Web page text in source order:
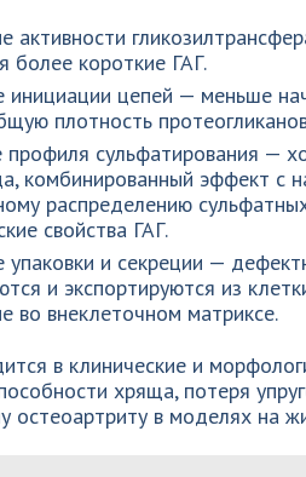
активности
более короткие ГАГ.
инициации цепей — меньше
плотность
сульфатирования —
комбинированный эффект с
распределению
свойства ГАГ.
упаковки и секреции —
и экспортируются из
во внеклеточном матриксе.
в клинические и
хряща, потеря
остеоартриту в моделях на